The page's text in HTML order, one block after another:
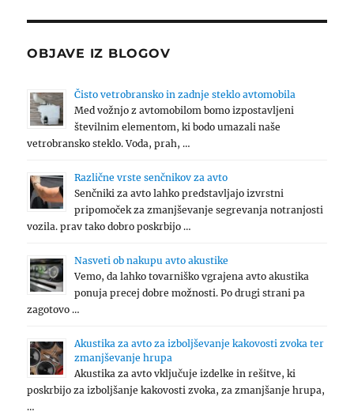
OBJAVE IZ BLOGOV
Čisto vetrobransko in zadnje steklo avtomobila
Med vožnjo z avtomobilom bomo izpostavljeni
številnim elementom, ki bodo umazali naše
vetrobransko steklo. Voda, prah, …
Različne vrste senčnikov za avto
Senčniki za avto lahko predstavljajo izvrstni
pripomoček za zmanjševanje segrevanja notranjosti
vozila. prav tako dobro poskrbijo …
Nasveti ob nakupu avto akustike
Vemo, da lahko tovarniško vgrajena avto akustika
ponuja precej dobre možnosti. Po drugi strani pa
zagotovo …
Akustika za avto za izboljševanje kakovosti zvoka ter
zmanjševanje hrupa
Akustika za avto vključuje izdelke in rešitve, ki
poskrbijo za izboljšanje kakovosti zvoka, za zmanjšanje hrupa,
…